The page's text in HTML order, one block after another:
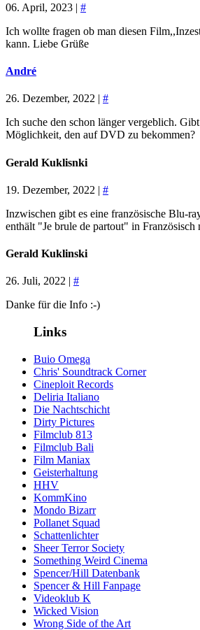
06. April, 2023 | #
Ich wollte fragen ob man diesen
kann. Liebe Grüße
André
26. Dezember, 2022 | #
Ich suche den schon länger vergeblich.
Möglichkeit, den auf DVD zu bekommen?
Gerald Kuklisnki
19. Dezember, 2022 | #
Inzwischen gibt es eine französische Blu-
enthält "Je brule de partout" in Französisch
Gerald Kuklinski
26. Juli, 2022 | #
Danke für die Info :-)
Links
Buio Omega
Chris' Soundtrack Corner
Cineploit Records
Deliria Italiano
Die Nachtschicht
Dirty Pictures
Filmclub 813
Filmclub Bali
Film Maniax
Geisterhaltung
HHV
KommKino
Mondo Bizarr
Pollanet Squad
Schattenlichter
Sheer Terror Society
Something Weird Cinema
Spencer/Hill Datenbank
Spencer & Hill Fanpage
Videoklub K
Wicked Vision
Wrong Side of the Art